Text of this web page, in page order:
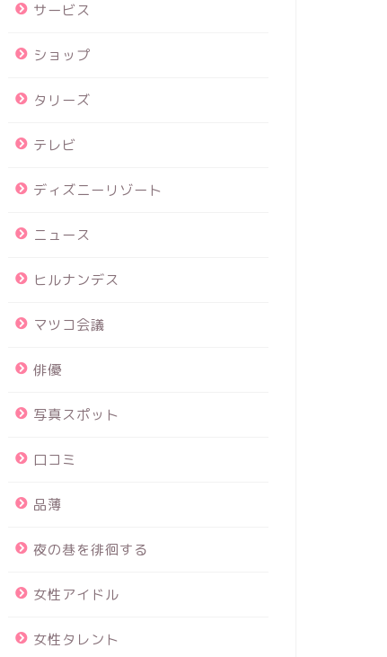
サービス
ショップ
タリーズ
テレビ
ディズニーリゾート
ニュース
ヒルナンデス
マツコ会議
俳優
写真スポット
口コミ
品薄
夜の巷を徘徊する
女性アイドル
女性タレント